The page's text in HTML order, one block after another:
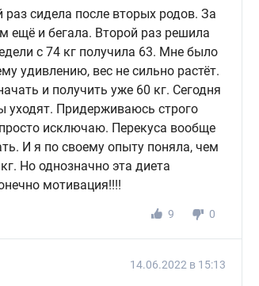
сидела после вторых родов. За
ещё и бегала. Второй раз решила
с 74 кг получила 63. Мне было
удивлению, вес не сильно растёт.
и получить уже 60 кг. Сегодня
уходят. Придерживаюсь строго
исключаю. Перекуса вообще
И я по своему опыту поняла, чем
Но однозначно эта диета
мотивация!!!!
9 0
14.06.2022 в 15:13